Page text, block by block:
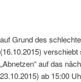
auf Grund des
(16.10.2015)
„Abnetzen“ auf das
23.10.2015) ab 15:00